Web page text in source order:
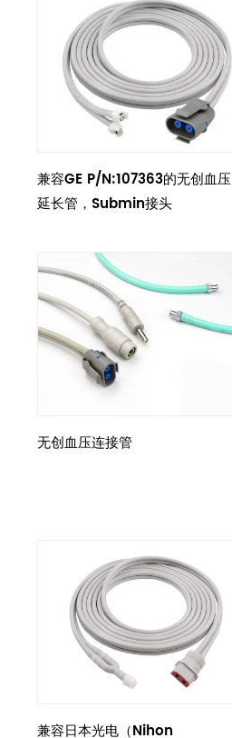
兼容GE P/N:107363的无创血压
延长管，Submin接头
无创血压连接管
兼容日本光电（Nihon